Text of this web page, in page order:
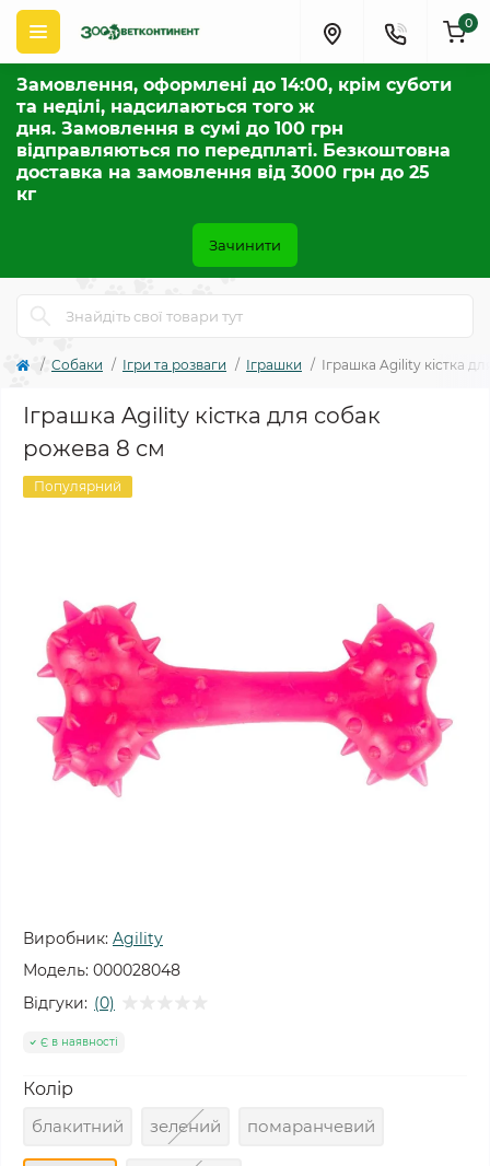
Замовлення, оформлені до 14:00, крім суботи
та неділі, надсилаються того ж
дня. Замовлення в сумі до 100 грн
відправляються по передплаті. Безкоштовна
доставка на замовлення від 3000 грн до 25
кг
Зачинити
0
Собаки Ігри та розваги Іграшки Іграшка Agility кістка
Іграшка Agility кістка для собак
рожева 8 см
Популярний
Виробник: Agility
Модель: 000028048
Відгуки: (0)
Є в наявності
Колір
блакитний
зелений помаранчевий